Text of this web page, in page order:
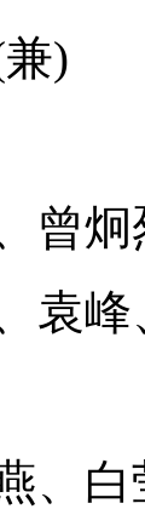
)
曾炯
峰
白